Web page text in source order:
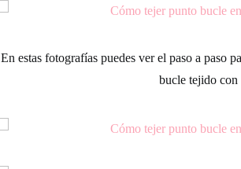
En estas fotografías puedes ver el paso a paso
bucletejido con